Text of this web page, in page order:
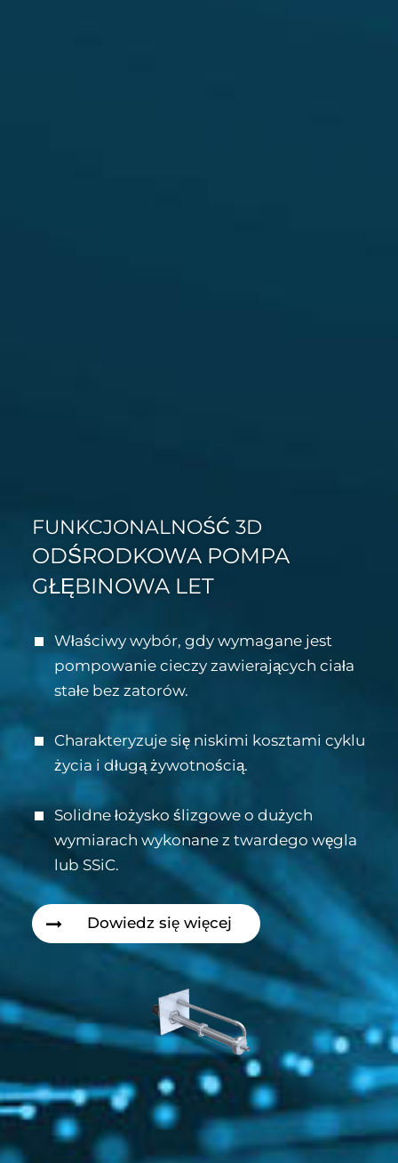
FUNKCJONALNOŚĆ 3D
ODŚRODKOWA POMPA
GŁĘBINOWA LET
Właściwy wybór, gdy wymagane jest
pompowanie cieczy zawierających ciała
stałe bez zatorów.
Charakteryzuje się niskimi kosztami cyklu
życia i długą żywotnością.
Solidne łożysko ślizgowe o dużych
wymiarach wykonane z twardego węgla
lub SSiC.
Dowiedz się więcej